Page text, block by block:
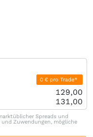
0 € pro Trade*
129,00
131,00
Spreads und
Zuwendungen, mögliche